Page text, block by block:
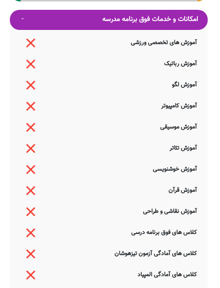
امکانات و خدمات فوق برنامه مدرسه
آموزش های تخصصی ورزشی
آموزش رباتیک
آموزش لگو
آموزش کامپیوتر
آموزش موسیقی
آموزش تئاتر
آموزش خوشنویسی
آموزش قرآن
آموزش نقاشی و طراحی
کلاس های فوق برنامه درسی
کلاس های آمادگی آزمون تیزهوشان
کلاس های آمادگی المپیاد